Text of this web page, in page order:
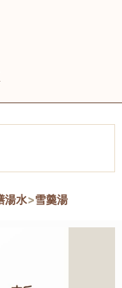
湯水>雪羹湯